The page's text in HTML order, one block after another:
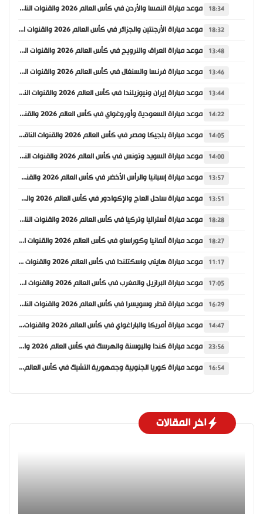
18:34 موعد مباراة النمسا والأردن في كأس العالم 2026 والقنوات الناقلة
18:32 موعد مباراة الأرجنتين والجزائر في كأس العالم 2026 والقنوات الناقلة
13:48 موعد مباراة العراق والنرويج في كأس العالم 2026 والقنوات الناقلة
13:46 موعد مباراة فرنسا والسنغال في كأس العالم 2026 والقنوات الناقلة
13:44 موعد مباراة إيران ونيوزيلندا في كأس العالم 2026 والقنوات الناقلة
14:22 موعد مباراة السعودية وأوروغواي في كأس العالم 2026 والقنوات الناقلة
14:05 موعد مباراة بلجيكا ومصر في كأس العالم 2026 والقنوات الناقلة
14:00 موعد مباراة السويد وتونس في كأس العالم 2026 والقنوات الناقلة
13:57 موعد مباراة إسبانيا والرأس الأخضر في كأس العالم 2026 والقنوات الناقلة
13:51 موعد مباراة ساحل العاج والإكوادور في كأس العالم 2026 والقنوات الناقلة
18:28 موعد مباراة أستراليا وتركيا في كأس العالم 2026 والقنوات الناقلة
18:27 موعد مباراة ألمانيا وكوراساو في كأس العالم 2026 والقنوات الناقلة
11:17 موعد مباراة هايتي واسكتلندا في كأس العالم 2026 والقنوات الناقلة
17:05 موعد مباراة البرازيل والمغرب في كأس العالم 2026 والقنوات الناقلة
16:29 موعد مباراة قطر وسويسرا في كأس العالم 2026 والقنوات الناقلة
14:47 موعد مباراة أمريكا والباراغواي في كأس العالم 2026 والقنوات الناقلة
23:56 موعد مباراة كندا والبوسنة والهرسك في كأس العالم 2026 والقنوات الناقلة
16:54 موعد مباراة كوريا الجنوبية وجمهورية التشيك في كأس العالم 2026 والقنوات الناقلة
اخر المقالات